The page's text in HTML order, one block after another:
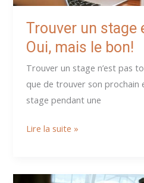
Trouver un stage
Oui, mais le bon!
Trouver un stage n’est pas
que de trouver son prochain
stage pendant une
Trouver
en
Lire la suite »